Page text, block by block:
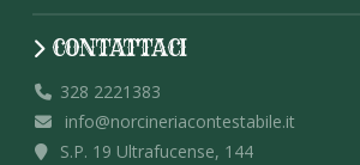
CONTATTACI
328 2221383
info@norcineriacontestabile.it
S.P. 19 Ultrafucense, 144